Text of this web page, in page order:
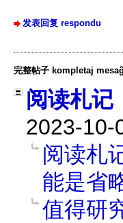
发表回复 respondu
完整帖子 kompletaj
阅读札
2023-10-
阅读札
能是省
值得研